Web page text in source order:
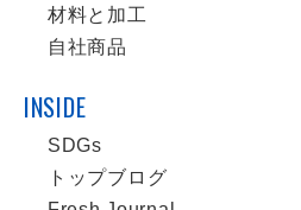
材料と加工
自社商品
INSIDE
SDGs
トップブログ